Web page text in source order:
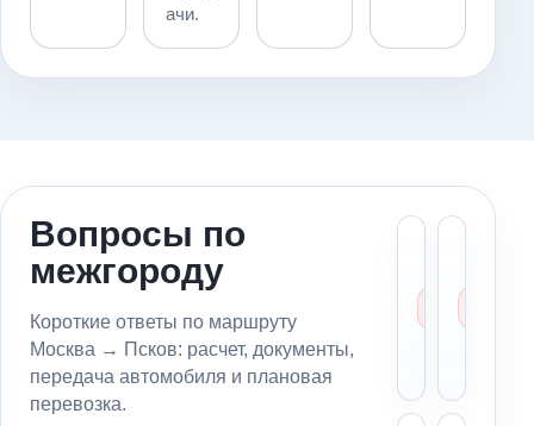
ачи.
Вопросы по
межгороду
Короткие ответы по маршруту
Москва → Псков: расчет, документы,
передача автомобиля и плановая
перевозка.
из